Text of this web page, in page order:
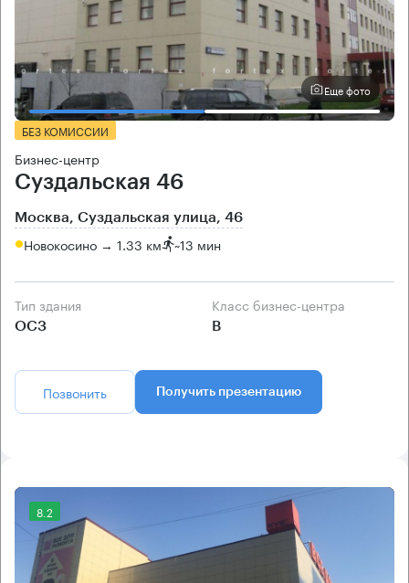
Еще фото
БЕЗ КОМИССИИ
Бизнес-центр
Суздальская 46
Москва, Суздальская улица, 46
Новокосино → 1.33 км ~13 мин
Тип здания
ОСЗ
Класс бизнес-центра
B
Позвонить Получить презентацию
8.2